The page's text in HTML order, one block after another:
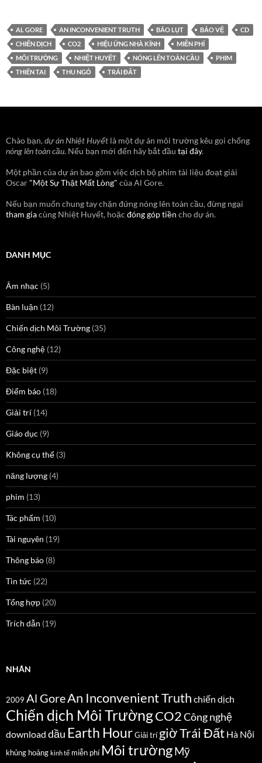
AL GORE AN INCONVENIENT TRUTH BÃO LỤT BẢO VỆ
CD
CHIẾN DỊCH
CO2 HIỆU ỨNG NHÀ KÍNH
MIỄN PHÍ
MÔI TRƯỜNG
NHIỆT HUYẾT NÓNG LÊN TOÀN CẦU
PHIM
THIÊN TAI
THU NGỎ TRÁI ĐẤT
Chào bạn,dự án Nhiệt Huyết là một dự án môi trường kêu gọi chống
nóng lên toàn cầu. Nếu bạn mới đến hãy bắt đầu tại đây.
Một phần của dự án bao gồm việc dịch bộ phim tài liệu đoạt giải
Oscar "Một Sự Thật Mất Lòng" của Al Gore.
Nếu bạn muốn chung tay chặn đứng nóng lên toàn cầu, đừng ngại
tham giacùng Nhiệt Huyết, hoặc đóng góp tiền cho dự án.
DANH MỤC
Âm nhạc (5)
Bàn luận (12)
Chiến dịch Môi Trường (35)
Công nghệ (12)
Đặc biệt (9)
Điểm báo (18)
Giải trí (14)
Giáo dục (9)
Không cụ thể (3)
năng lượng (4)
phim (13)
Tác phẩm (10)
Tài nguyên (19)
Thông báo (8)
Tin tức (22)
Tổng hợp (20)
Trích dẫn (19)
NHÃN
2009 Al GoreAn Inconvenient Truth chiến dịch
Chiến dịch Môi TrườngCO2Công nghệ
download dầu Earth HourGiải trí giờ Trái Đất Hà Nội
khủng hoảng kinh tế miễn phí Môi trườngMỹ